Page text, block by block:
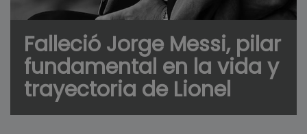
Falleció Jorge Messi, pilar
fundamental en la vida y
trayectoria de Lionel